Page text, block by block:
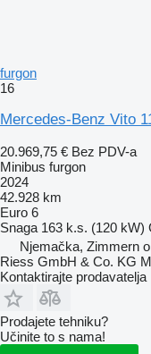
furgon
16
Mercedes-Benz Vito
20.969,75 € Bez PDV-a
Minibus furgon
2024
42.928 km
Euro 6
Snaga 163 k.s. (120 kW)
Njemačka, Zimmern
Riess GmbH & Co. KG
Kontaktirajte prodavatelja
Prodajete tehniku?
Učinite to s nama!